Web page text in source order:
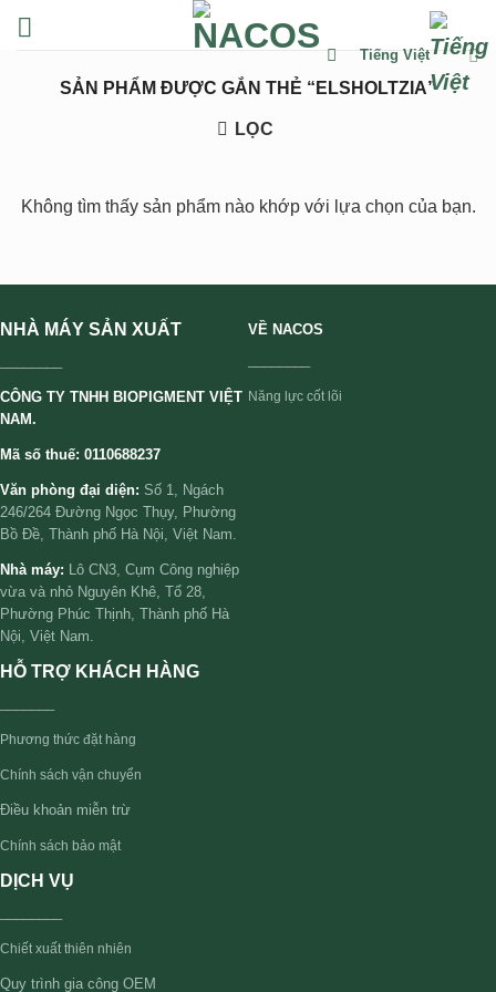
đến
Tiếng Việt
SẢN PHẨM ĐƯỢC GẮN THẺ “ELSHOLTZIA”
LỌC
Không tìm thấy sản phẩm nào khớp với lựa chọn của bạn.
NHÀ MÁY SẢN XUẤT
CÔNG TY TNHH BIOPIGMENT VIỆT
NAM.
Mã số thuế: 0110688237
Văn phòng đại diện: Số 1, Ngách
246/264 Đường Ngọc Thụy, Phường
Bồ Đề, Thành phố Hà Nội, Việt Nam.
Nhà máy: Lô CN3, Cụm Công nghiệp
vừa và nhỏ Nguyên Khê, Tổ 28,
Phường Phúc Thịnh, Thành phố Hà
Nội, Việt Nam.
VỀ NACOS
Năng lực cốt lõi
HỖ TRỢ KHÁCH HÀNG
Phương thức đặt hàng
Chính sách vận chuyển
Điều khoản miễn trừ
Chính sách bảo mật
DỊCH VỤ
Chiết xuất thiên nhiên
Quy trình gia công OEM